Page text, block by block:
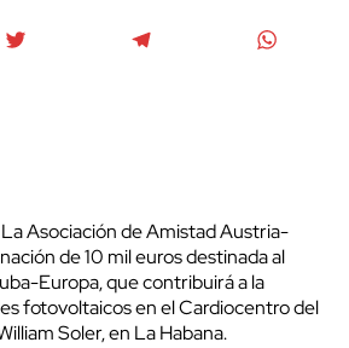
La Asociación de Amistad Austria-
de 10 mil euros destinada al
Europa, que contribuirá a la
fotovoltaicos en el Cardiocentro del
Soler, en La Habana.